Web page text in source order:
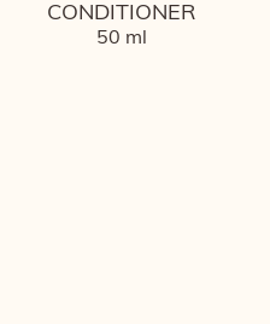
CONDITIONER
50 ml